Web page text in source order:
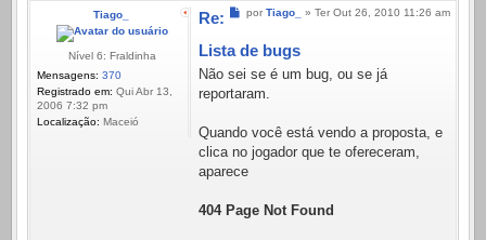
Tiago_
Nível 6: Fraldinha
Mensagens: 370
Registrado em: Qui Abr 13,
2006 7:32 pm
Localização: Maceió
Mensagem
por Tiago_ » Ter Out 26, 2010 11:26 am
Re:
Lista de bugs
Não sei se é um bug, ou se já
reportaram.
Quando você está vendo a proposta, e
clica no jogador que te ofereceram,
aparece
404 Page Not Found